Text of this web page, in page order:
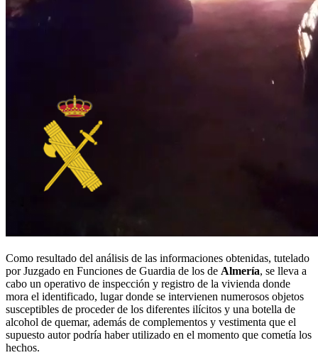
Como resultado del análisis de las informaciones obtenidas, tutelado
por Juzgado en Funciones de Guardia de los de Almería, se lleva a
cabo un operativo de inspección y registro de la vivienda donde
mora el identificado, lugar donde se intervienen numerosos objetos
susceptibles de proceder de los diferentes ilícitos y una botella de
alcohol de quemar, además de complementos y vestimenta que el
supuesto autor podría haber utilizado en el momento que cometía los
hechos.